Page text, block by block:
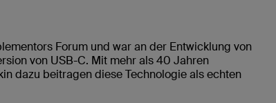
Forum und war an der Entwicklung von
von USB-C. Mit mehr als 40 Jahren
dazu beitragen diese Technologie als echten